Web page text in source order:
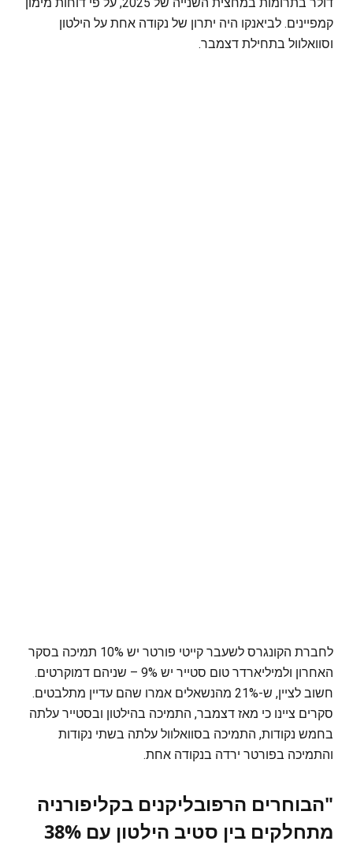
קמפיינים. לביאנקו היה יתרון של נקודה אחת על הילטון
וסוואלוול בתחילת דצמבר.
לחברת הקונגרס לשעבר קייטי פורטר יש 10% תמיכה בסקר
האחרון ולמיליארדר טום סטייר יש 9% – שניהם דמוקרטים.
חשוב לציין, ש-21% מהנשאלים אמרו שהם עדיין מתלבטים.
סקרים ציינו כי מאז דצמבר, התמיכה בהילטון ובסטייר עלתה
בחמש נקודות, התמיכה בסוואלוול עלתה בשתי נקודות
והתמיכה בפורטר ירדה בנקודה אחת.
"הבוחרים הרפובליקנים בקליפורניה
מתחלקים בין סטיב הילטון עם 38%